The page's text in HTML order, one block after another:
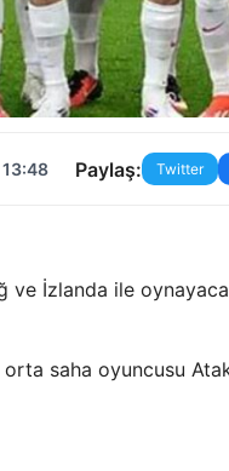
Paylaş: Twitter
ve İzlanda ile
saha oyuncusu